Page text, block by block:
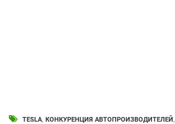
TESLA, КОНКУРЕНЦИЯ АВТОПРОИЗВОДИТЕЛЕЙ,